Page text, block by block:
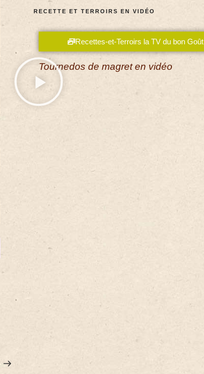
RECETTE ET TERROIRS EN VIDÉO
Recettes-et-Terroirs la TV du bon Goût
Tournedos de magret en vidéo